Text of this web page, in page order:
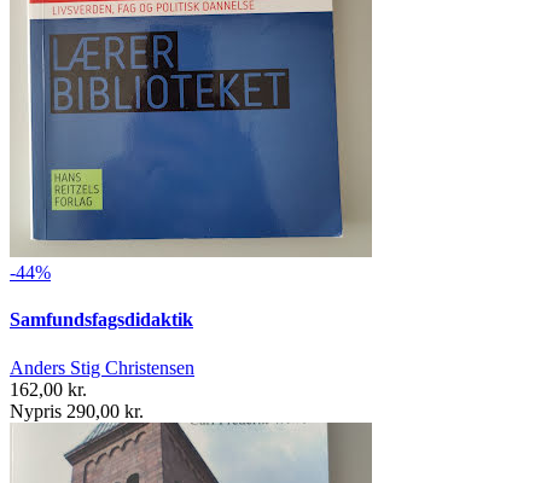
-44%
Samfundsfagsdidaktik
Anders Stig Christensen
162,00 kr.
Nypris 290,00 kr.